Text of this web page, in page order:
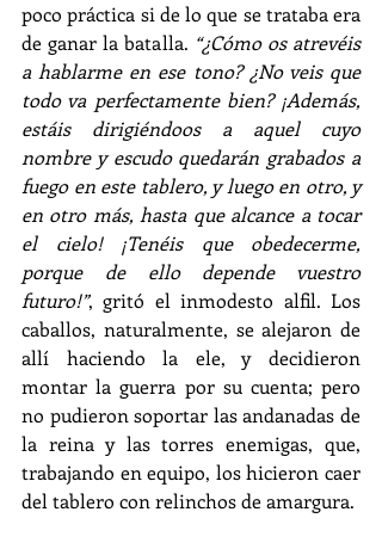
poco práctica si de lo que se trataba era
de ganar la batalla. “¿Cómo os atrevéis
a hablarme en ese tono? ¿No veis que
todo va perfectamente bien? ¡Además,
estáis dirigiéndoos a aquel cuyo
nombre y escudo quedarán grabados a
fuego en este tablero, y luego en otro, y
en otro más, hasta que alcance a tocar
el cielo! ¡Tenéis que obedecerme,
porque de ello depende vuestro
futuro!”, gritó el inmodesto alfil. Los
caballos, naturalmente, se alejaron de
allí haciendo la ele, y decidieron
montar la guerra por su cuenta; pero
no pudieron soportar las andanadas de
la reina y las torres enemigas, que,
trabajando en equipo, los hicieron caer
del tablero con relinchos de amargura.